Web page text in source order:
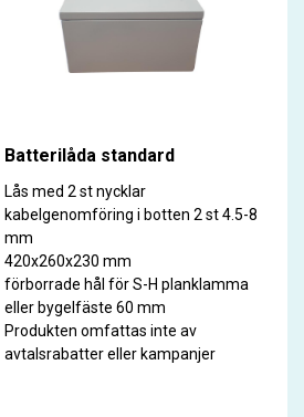
Batterilåda standard
Lås med 2 st nycklar
kabelgenomföring i botten 2 st 4.5-8
mm
420x260x230 mm
förborrade hål för S-H planklamma
eller bygelfäste 60 mm
Produkten omfattas inte av
avtalsrabatter eller kampanjer